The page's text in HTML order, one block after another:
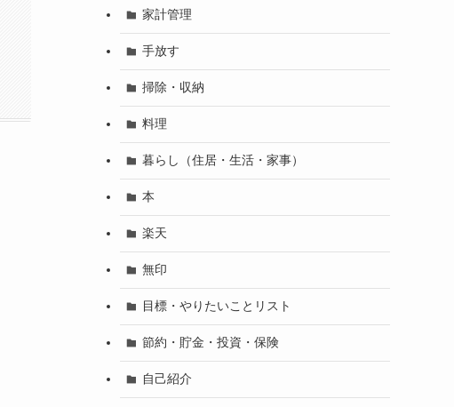
家計管理
手放す
掃除・収納
料理
暮らし（住居・生活・家事）
本
楽天
無印
目標・やりたいことリスト
節約・貯金・投資・保険
自己紹介